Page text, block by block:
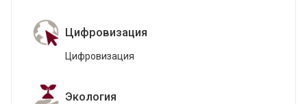
Цифровизация
Цифровизация
Экология